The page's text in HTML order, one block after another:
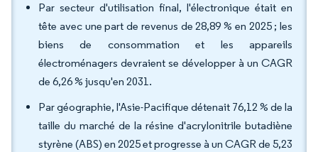
Par secteur d'utilisation final, l'électronique était en
tête avec une part de revenus de 28,89 % en 2025 ; les
biens de consommation et les appareils
électroménagers devraient se développer à un CAGR
de 6,26 % jusqu'en 2031.
Par géographie, l'Asie-Pacifique détenait 76,12 % de la
taille du marché de la résine d'acrylonitrile butadiène
styrène (ABS) en 2025 et progresse à un CAGR de 5,23